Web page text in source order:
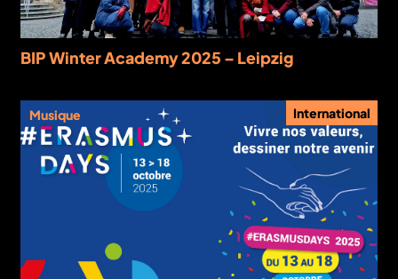
BIP Winter Academy 2025 – Leipzig
Musique International